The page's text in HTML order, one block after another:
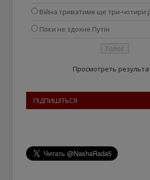
Війна триватиме ще три-чотири
Поки не здохне Путін
Просмотреть
ПІДПИШІТЬСЯ